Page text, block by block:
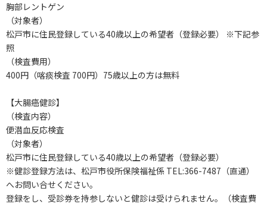
胸部レントゲン
（対象者）
松戸市に住民登録している40歳以上の希望者（登録必要） ※下記参
照
（検査費用）
400円（喀痰検査 700円）75歳以上の方は無料
【大腸癌健診】
（検査内容）
便潜血反応検査
（対象者）
松戸市に住民登録している40歳以上の希望者（登録必要）
※健診登録方法は、松戸市役所保険福祉係 TEL:366-7487（直通）
へお問い合せください。
登録をし、受診券を持参しないと健診は受けられません。（検査費